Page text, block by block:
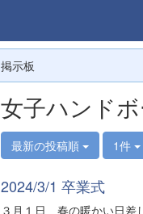
掲示板
女子ハンド
最新の投稿順 1件
2024/3/1 卒業式
３月１日 春の暖かい日差